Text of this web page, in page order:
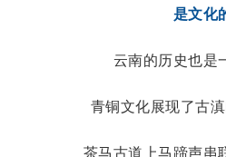
是文化
云南的历史也是
青铜文化展现了古
茶马古道上马蹄声串